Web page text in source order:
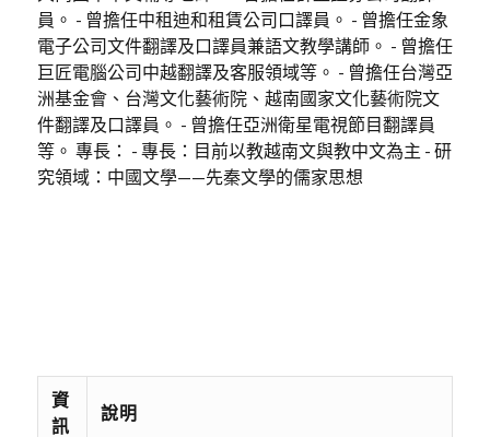
員。 - 曾擔任中租迪和租賃公司口譯員。 - 曾擔任金象
電子公司文件翻譯及口譯員兼語文教學講師。 - 曾擔任
巨匠電腦公司中越翻譯及客服領域等。 - 曾擔任台灣亞
洲基金會、台灣文化藝術院、越南國家文化藝術院文
件翻譯及口譯員。 - 曾擔任亞洲衛星電視節目翻譯員
等。 專長： - 專長：目前以教越南文與教中文為主 - 研
究領域：中國文學——先秦文學的儒家思想
資
訊
說明